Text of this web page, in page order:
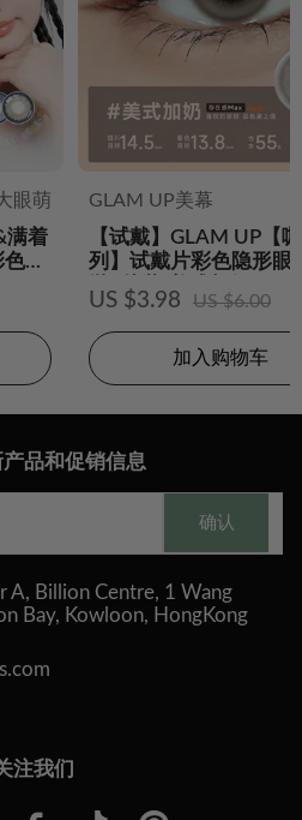
眼萌
满着
隐
GLAM UP美幕
【试戴】GLAM UP【
列】试戴片彩色隐形眼
抛2片装-美式加奶
US $3.98 US $6.00
加入购物车
品和促销信息
确认
A, Billion Centre, 1 Wang
Bay, Kowloon, HongKong
注我们